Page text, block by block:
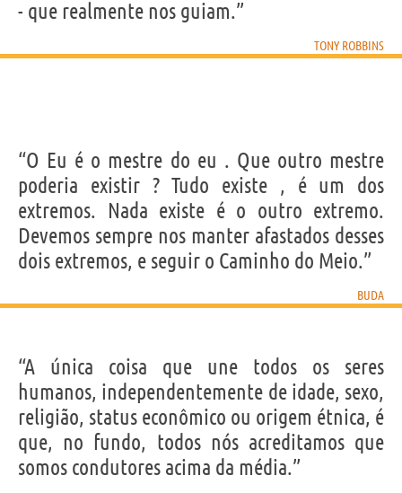
- que realmente nos guiam.”
TONY ROBBINS
“O Eu é o mestre do eu . Que outro mestre
poderia existir ? Tudo existe , é um dos
extremos. Nada existe é o outro extremo.
Devemos sempre nos manter afastados desses
dois extremos, e seguir o Caminho do Meio.”
BUDA
“A única coisa que une todos os seres
humanos, independentemente de idade, sexo,
religião, status econômico ou origem étnica, é
que, no fundo, todos nós acreditamos que
somos condutores acima da média.”